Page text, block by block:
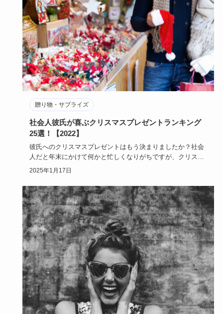
贈り物・サプライズ
社会人彼氏が喜ぶクリスマスプレゼントランキング
25選！【2022】
彼氏へのクリスマスプレゼントはもう決まりましたか？社会
人だと年末にかけて何かと忙しくなりがちですが、クリスマ
スプレゼント選…
2025年1月17日